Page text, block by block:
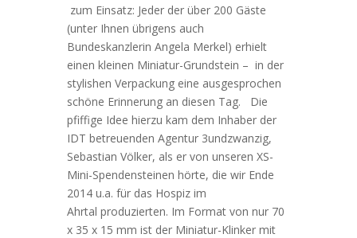
zum Einsatz: Jeder der über 200 Gäste
(unter Ihnen übrigens auch
Bundeskanzlerin Angela Merkel) erhielt
einen kleinen Miniatur-Grundstein – in der
stylishen Verpackung eine ausgesprochen
schöne Erinnerung an diesen Tag. Die
pfiffige Idee hierzu kam dem Inhaber der
IDT betreuenden Agentur 3undzwanzig,
Sebastian Völker, als er von unseren XS-
Mini-Spendensteinen hörte, die wir Ende
2014 u.a. für das Hospiz im
Ahrtal produzierten. Im Format von nur 70
x 35 x 15 mm ist der Miniatur-Klinker mit